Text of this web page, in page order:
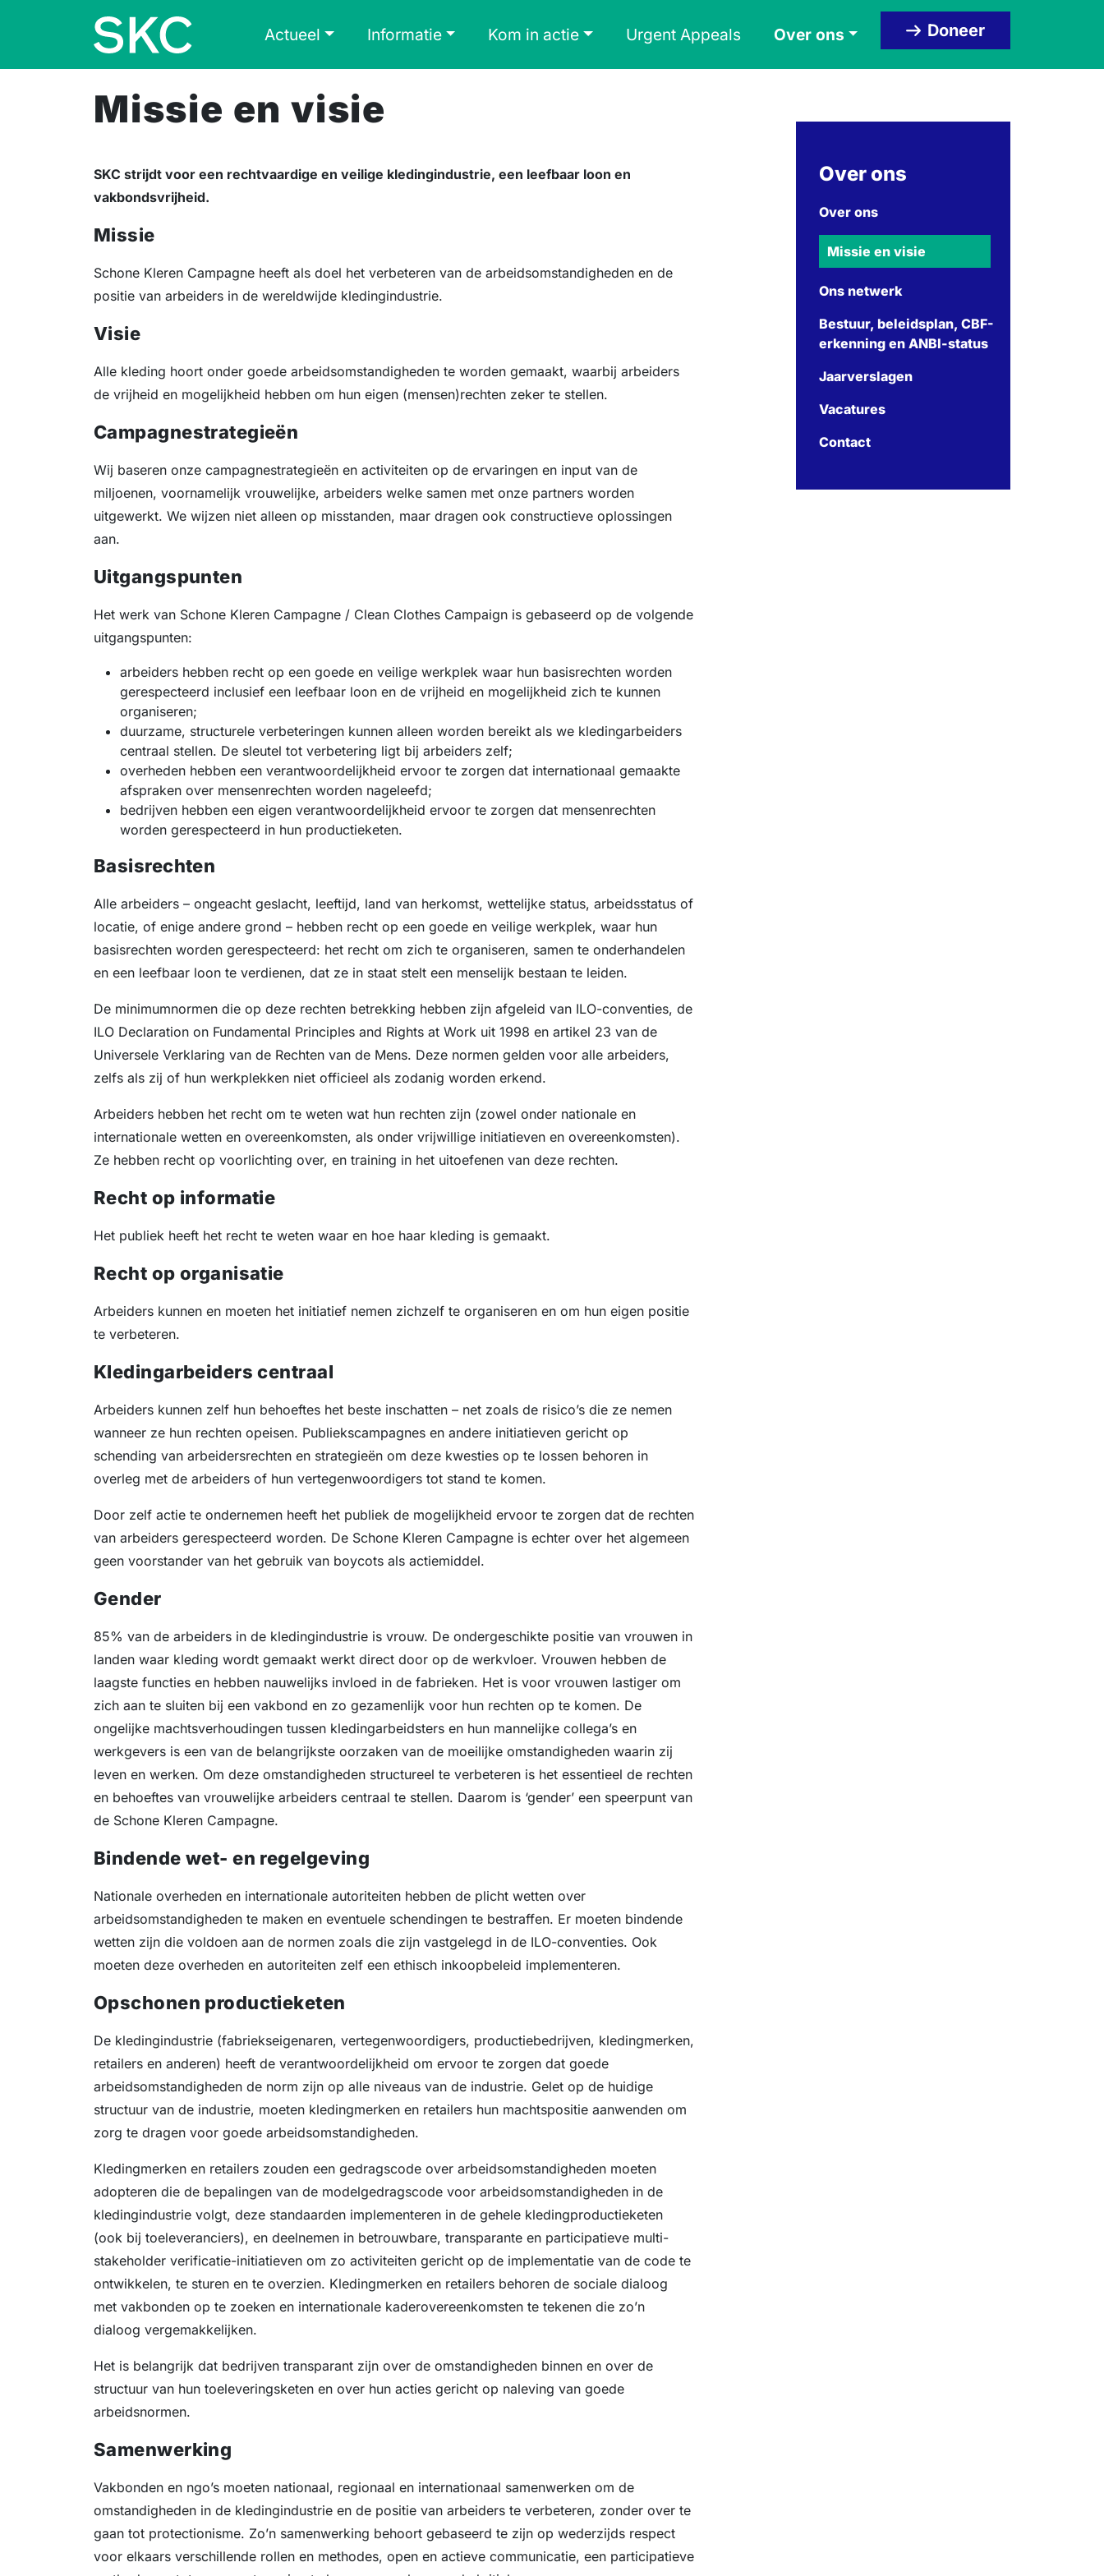
Actueel Informatie Kom in actie Urgent Appeals Over ons Doneer
Missie en visie
SKC strijdt voor een rechtvaardige en veilige kledingindustrie, een leefbaar loon en
vakbondsvrijheid.
Missie
Schone Kleren Campagne heeft als doel het verbeteren van de arbeidsomstandigheden en de
positie van arbeiders in de wereldwijde kledingindustrie.
Visie
Alle kleding hoort onder goede arbeidsomstandigheden te worden gemaakt, waarbij arbeiders
de vrijheid en mogelijkheid hebben om hun eigen (mensen)rechten zeker te stellen.
Campagnestrategieën
Wij baseren onze campagnestrategieën en activiteiten op de ervaringen en input van de
miljoenen, voornamelijk vrouwelijke, arbeiders welke samen met onze partners worden
uitgewerkt. We wijzen niet alleen op misstanden, maar dragen ook constructieve oplossingen
aan.
Uitgangspunten
Het werk van Schone Kleren Campagne / Clean Clothes Campaign is gebaseerd op de volgende
uitgangspunten:
arbeiders hebben recht op een goede en veilige werkplek waar hun basisrechten worden
gerespecteerd inclusief een leefbaar loon en de vrijheid en mogelijkheid zich te kunnen
organiseren;
duurzame, structurele verbeteringen kunnen alleen worden bereikt als we kledingarbeiders
centraal stellen. De sleutel tot verbetering ligt bij arbeiders zelf;
overheden hebben een verantwoordelijkheid ervoor te zorgen dat internationaal gemaakte
afspraken over mensenrechten worden nageleefd;
bedrijven hebben een eigen verantwoordelijkheid ervoor te zorgen dat mensenrechten
worden gerespecteerd in hun productieketen.
Basisrechten
Alle arbeiders – ongeacht geslacht, leeftijd, land van herkomst, wettelijke status, arbeidsstatus of
locatie, of enige andere grond – hebben recht op een goede en veilige werkplek, waar hun
basisrechten worden gerespecteerd: het recht om zich te organiseren, samen te onderhandelen
en een leefbaar loon te verdienen, dat ze in staat stelt een menselijk bestaan te leiden.
De minimumnormen die op deze rechten betrekking hebben zijn afgeleid van ILO-conventies, de
ILO Declaration on Fundamental Principles and Rights at Work uit 1998 en artikel 23 van de
Universele Verklaring van de Rechten van de Mens. Deze normen gelden voor alle arbeiders,
zelfs als zij of hun werkplekken niet officieel als zodanig worden erkend.
Arbeiders hebben het recht om te weten wat hun rechten zijn (zowel onder nationale en
internationale wetten en overeenkomsten, als onder vrijwillige initiatieven en overeenkomsten).
Ze hebben recht op voorlichting over, en training in het uitoefenen van deze rechten.
Recht op informatie
Het publiek heeft het recht te weten waar en hoe haar kleding is gemaakt.
Recht op organisatie
Arbeiders kunnen en moeten het initiatief nemen zichzelf te organiseren en om hun eigen positie
te verbeteren.
Kledingarbeiders centraal
Arbeiders kunnen zelf hun behoeftes het beste inschatten – net zoals de risico’s die ze nemen
wanneer ze hun rechten opeisen. Publiekscampagnes en andere initiatieven gericht op
schending van arbeidersrechten en strategieën om deze kwesties op te lossen behoren in
overleg met de arbeiders of hun vertegenwoordigers tot stand te komen.
Door zelf actie te ondernemen heeft het publiek de mogelijkheid ervoor te zorgen dat de rechten
van arbeiders gerespecteerd worden. De Schone Kleren Campagne is echter over het algemeen
geen voorstander van het gebruik van boycots als actiemiddel.
Gender
85% van de arbeiders in de kledingindustrie is vrouw. De ondergeschikte positie van vrouwen in
landen waar kleding wordt gemaakt werkt direct door op de werkvloer. Vrouwen hebben de
laagste functies en hebben nauwelijks invloed in de fabrieken. Het is voor vrouwen lastiger om
zich aan te sluiten bij een vakbond en zo gezamenlijk voor hun rechten op te komen. De
ongelijke machtsverhoudingen tussen kledingarbeidsters en hun mannelijke collega’s en
werkgevers is een van de belangrijkste oorzaken van de moeilijke omstandigheden waarin zij
leven en werken. Om deze omstandigheden structureel te verbeteren is het essentieel de rechten
en behoeftes van vrouwelijke arbeiders centraal te stellen. Daarom is ‘gender’ een speerpunt van
de Schone Kleren Campagne.
Bindende wet- en regelgeving
Nationale overheden en internationale autoriteiten hebben de plicht wetten over
arbeidsomstandigheden te maken en eventuele schendingen te bestraffen. Er moeten bindende
wetten zijn die voldoen aan de normen zoals die zijn vastgelegd in de ILO-conventies. Ook
moeten deze overheden en autoriteiten zelf een ethisch inkoopbeleid implementeren.
Opschonen productieketen
De kledingindustrie (fabriekseigenaren, vertegenwoordigers, productiebedrijven, kledingmerken,
retailers en anderen) heeft de verantwoordelijkheid om ervoor te zorgen dat goede
arbeidsomstandigheden de norm zijn op alle niveaus van de industrie. Gelet op de huidige
structuur van de industrie, moeten kledingmerken en retailers hun machtspositie aanwenden om
zorg te dragen voor goede arbeidsomstandigheden.
Kledingmerken en retailers zouden een gedragscode over arbeidsomstandigheden moeten
adopteren die de bepalingen van de modelgedragscode voor arbeidsomstandigheden in de
kledingindustrie volgt, deze standaarden implementeren in de gehele kledingproductieketen
(ook bij toeleveranciers), en deelnemen in betrouwbare, transparante en participatieve multi-
stakeholder verificatie-initiatieven om zo activiteiten gericht op de implementatie van de code te
ontwikkelen, te sturen en te overzien. Kledingmerken en retailers behoren de sociale dialoog
met vakbonden op te zoeken en internationale kaderovereenkomsten te tekenen die zo’n
dialoog vergemakkelijken.
Het is belangrijk dat bedrijven transparant zijn over de omstandigheden binnen en over de
structuur van hun toeleveringsketen en over hun acties gericht op naleving van goede
arbeidsnormen.
Samenwerking
Vakbonden en ngo’s moeten nationaal, regionaal en internationaal samenwerken om de
omstandigheden in de kledingindustrie en de positie van arbeiders te verbeteren, zonder over te
gaan tot protectionisme. Zo’n samenwerking behoort gebaseerd te zijn op wederzijds respect
voor elkaars verschillende rollen en methodes, open en actieve communicatie, een participatieve
Over ons
Over ons
Missie en visie
Ons netwerk
Bestuur, beleidsplan, CBF-
erkenning en ANBI-status
Jaarverslagen
Vacatures
Contact